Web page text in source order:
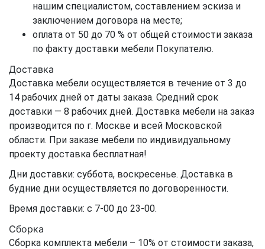
нашим специалистом, составлением эскиза и
заключением договора на месте;
оплата от 50 до 70 % от общей стоимости заказа
по факту доставки мебели Покупателю.
Доставка
Доставка мебели осуществляется в течение от 3 до
14 рабочих дней от даты заказа. Средний срок
доставки — 8 рабочих дней. Доставка мебели на заказ
производится по г. Москве и всей Московской
области. При заказе мебели по индивидуальному
проекту доставка бесплатная!
Дни доставки: суббота, воскресенье. Доставка в
будние дни осуществляется по договоренности.
Время доставки: с 7-00 до 23-00.
Сборка
Сборка комплекта мебели – 10% от стоимости заказа,